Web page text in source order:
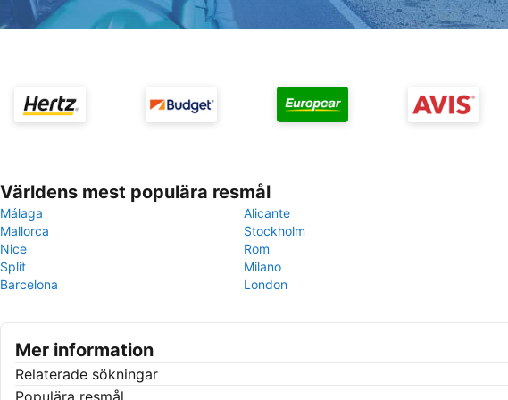
Världens mest populära resmål
Málaga
Alicante
Mallorca
Stockholm
Nice
Rom
Split
Milano
Barcelona
London
Mer information
Relaterade sökningar
Populära resmål